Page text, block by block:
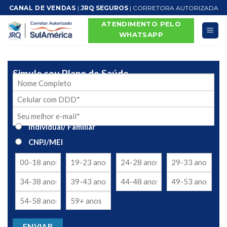
Skip
content
CANAL DE VENDAS | JRQ SEGUROS| CORRETORA AUTORIZADA
ATENDIMENTO PELO
WHATSAPP